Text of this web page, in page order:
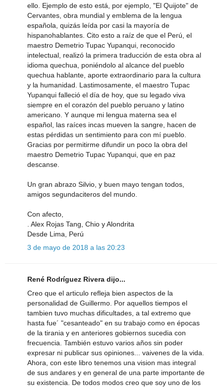
ello. Ejemplo de esto está, por ejemplo, "El Quijote" de
Cervantes, obra mundial y emblema de la lengua
española, quizás leída por casi la mayoría de
hispanohablantes. Cito esto a raíz de que el Perú, el
maestro Demetrio Tupac Yupanqui, reconocido
intelectual, realizó la primera traducción de esta obra al
idioma quechua, poniéndolo al alcance del pueblo
quechua hablante, aporte extraordinario para la cultura
y la humanidad. Lastimosamente, el maestro Tupac
Yupanqui falleció el día de hoy, que su legado viva
siempre en el corazón del pueblo peruano y latino
americano. Y aunque mi lengua materna sea el
español, las raíces incas mueven la sangre, hacen de
estas pérdidas un sentimiento para con mí pueblo.
Gracias por permitirme difundir un poco la obra del
maestro Demetrio Tupac Yupanqui, que en paz
descanse.
Un gran abrazo Silvio, y buen mayo tengan todos,
amigos segundaciteros del mundo.
Con afecto,
. Alex Rojas Tang, Chio y Alondrita
Desde Lima, Perú
3 de mayo de 2018 a las 20:23
René Rodríguez Rivera dijo...
Creo que el articulo refleja bien aspectos de la
personalidad de Guillermo. Por aquellos tiempos el
tambien tuvo muchas dificultades, a tal extremo que
hasta fue´ "cesanteado" en su trabajo como en épocas
de la tirania y en anteriores gobiernos sucedia con
frecuencia. También estuvo varios años sin poder
expresar ni publicar sus opiniones... vaivenes de la vida.
Ahora, con este libro tenemos una vision mas integral
de sus andares y en general de una parte importante de
su existencia. De todos modos creo que soy uno de los